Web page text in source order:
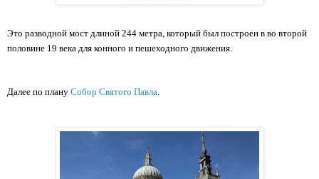
Это разводной мост длиной 244 метра, который был построен в во второй
половине 19 века для конного и пешеходного движения.
Далее по плану Собор Святого Павла.